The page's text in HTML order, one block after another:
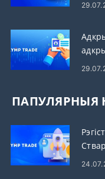
ПАПУЛЯРНЫЯ